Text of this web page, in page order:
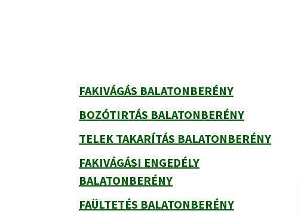
FAKIVÁGÁS BALATONBERÉNY
BOZÓTIRTÁS BALATONBERÉNY
TELEK TAKARÍTÁS BALATONBERÉNY
FAKIVÁGÁSI ENGEDÉLY
BALATONBERÉNY
FAÜLTETÉS BALATONBERÉNY